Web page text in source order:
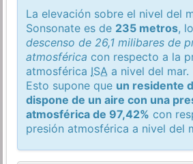
La elevación sobre el nivel del
Sonsonate es de 235 metros,
descenso de 26,1 milibares de
atmosférica con respecto a la
atmosférica ISA a nivel del mar.
Esto supone que un residente
dispone de un aire con una
atmosférica de 97,42% con
presión atmosférica a nivel del